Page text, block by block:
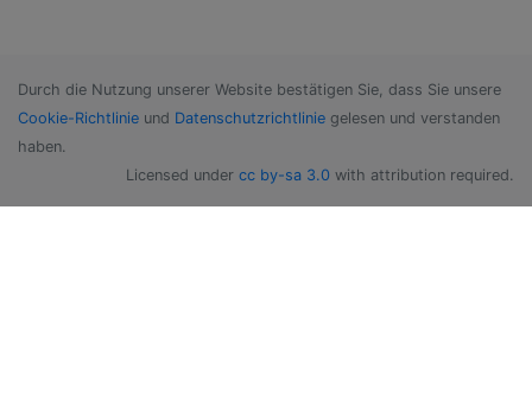
Durch die Nutzung unserer Website bestätigen Sie, dass Sie unsere
Cookie-Richtlinie und Datenschutzrichtlinie gelesen und verstanden
haben.
Licensed under cc by-sa 3.0 with attribution required.